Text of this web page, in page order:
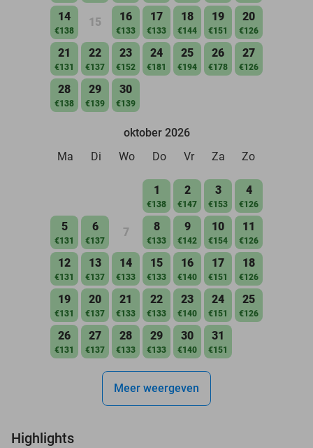
14
€138
15 16
€133
17
€133
18
€144
19
€151
20
€126
21
€131
22
€137
23
€152
24
€181
25
€194
26
€178
27
€126
28
€138
29
€139
30
€139
oktober 2026
Ma
Di Wo Do Vr Za Zo
1
€138
2
€147
3
€153
4
€126
5
€131
6
€137
7 8
€133
9
€142
10
€154
11
€126
12
€131
13
€137
14
€133
15
€133
16
€140
17
€151
18
€126
19
€131
20
€137
21
€133
22
€133
23
€140
24
€151
25
€126
26
€131
27
€137
28
€133
29
€133
30
€140
31
€151
Meer weergeven
Highlights